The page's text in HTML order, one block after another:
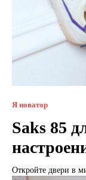
Я новатор
Saks 85
Откройте двери в